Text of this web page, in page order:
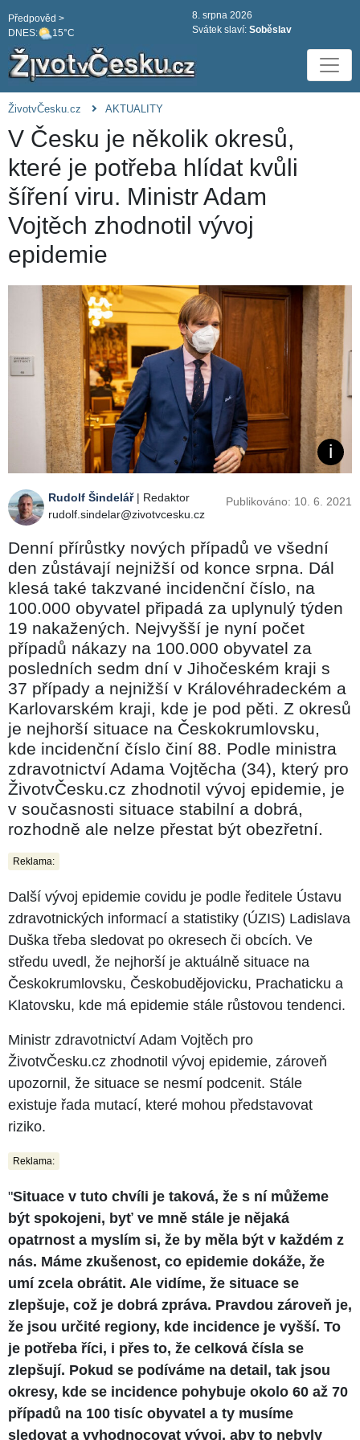
DNES: 15°C
Předpověd >
8. srpna 2026
Svátek slaví: Soběslav
ŽivotvČesku.cz AKTUALITY
V Česku je několik okresů,
které je potřeba hlídat kvůli
šíření viru. Ministr Adam
Vojtěch zhodnotil vývoj
epidemie
Rudolf Šindelář| Redaktor
rudolf.sindelar@zivotvcesku.cz
Publikováno: 10. 6. 2021
Denní přírůstky nových případů ve všední
den zůstávají nejnižší od konce srpna. Dál
klesá také takzvané incidenční číslo, na
100.000 obyvatel připadá za uplynulý týden
19 nakažených. Nejvyšší je nyní počet
případů nákazy na 100.000 obyvatel za
posledních sedm dní v Jihočeském kraji s
37 případy a nejnižší v Královéhradeckém a
Karlovarském kraji, kde je pod pěti. Z okresů
je nejhorší situace na Českokrumlovsku,
kde incidenční číslo činí 88. Podle ministra
zdravotnictví Adama Vojtěcha (34), který pro
ŽivotvČesku.cz zhodnotil vývoj epidemie, je
v současnosti situace stabilní a dobrá,
rozhodně ale nelze přestat být obezřetní.
Reklama:
Další vývoj epidemie covidu je podle ředitele Ústavu
zdravotnických informací a statistiky (ÚZIS) Ladislava
Duška třeba sledovat po okresech či obcích. Ve
středu uvedl, že nejhorší je aktuálně situace na
Českokrumlovsku, Českobudějovicku, Prachaticku a
Klatovsku, kde má epidemie stále růstovou tendenci.
Ministr zdravotnictví Adam Vojtěch pro
ŽivotvČesku.cz zhodnotil vývoj epidemie, zároveň
upozornil, že situace se nesmí podcenit. Stále
existuje řada mutací, které mohou představovat
riziko.
Reklama:
"Situace v tuto chvíli je taková, že s ní můžeme
být spokojeni, byť ve mně stále je nějaká
opatrnost a myslím si, že by měla být v každém z
nás. Máme zkušenost, co epidemie dokáže, že
umí zcela obrátit. Ale vidíme, že situace se
zlepšuje, což je dobrá zpráva. Pravdou zároveň je,
že jsou určité regiony, kde incidence je vyšší. To
je potřeba říci, i přes to, že celková čísla se
zlepšují. Pokud se podíváme na detail, tak jsou
okresy, kde se incidence pohybuje okolo 60 až 70
případů na 100 tisíc obyvatel a ty musíme
sledovat a vyhodnocovat vývoj, aby to nebyly